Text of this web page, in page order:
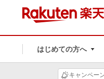
はじめての方へ
キャンペー